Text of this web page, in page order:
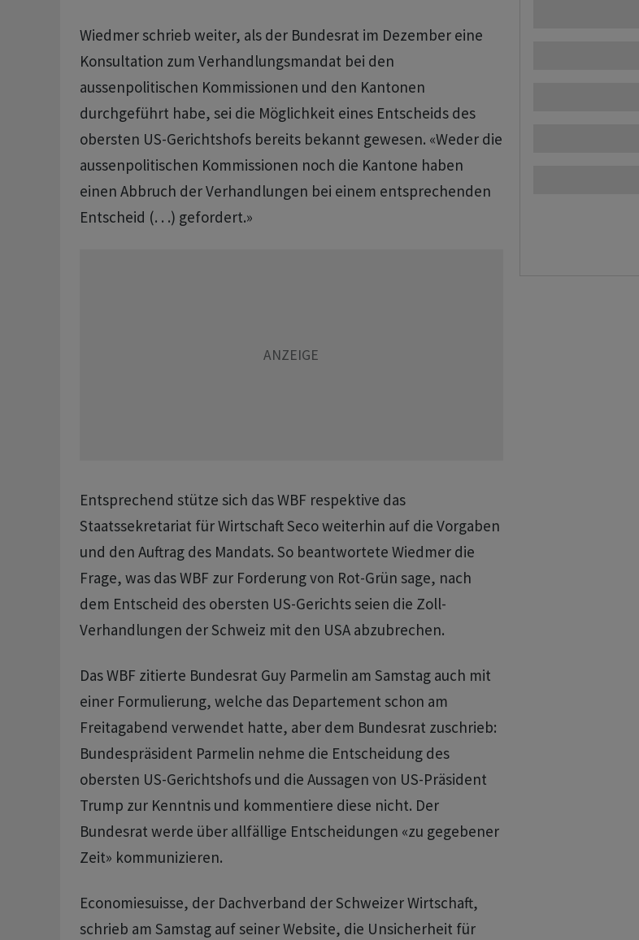
Wiedmer schrieb weiter, als der Bundesrat im Dezember eine
Konsultation zum Verhandlungsmandat bei den
aussenpolitischen Kommissionen und den Kantonen
durchgeführt habe, sei die Möglichkeit eines Entscheids des
obersten US-Gerichtshofs bereits bekannt gewesen. «Weder die
aussenpolitischen Kommissionen noch die Kantone haben
einen Abbruch der Verhandlungen bei einem entsprechenden
Entscheid (. . .) gefordert.»
Entsprechend stütze sich das WBF respektive das
Staatssekretariat für Wirtschaft Seco weiterhin auf die Vorgaben
und den Auftrag des Mandats. So beantwortete Wiedmer die
Frage, was das WBF zur Forderung von Rot-Grün sage, nach
dem Entscheid des obersten US-Gerichts seien die Zoll-
Verhandlungen der Schweiz mit den USA abzubrechen.
Das WBF zitierte Bundesrat Guy Parmelin am Samstag auch mit
einer Formulierung, welche das Departement schon am
Freitagabend verwendet hatte, aber dem Bundesrat zuschrieb:
Bundespräsident Parmelin nehme die Entscheidung des
obersten US-Gerichtshofs und die Aussagen von US-Präsident
Trump zur Kenntnis und kommentiere diese nicht. Der
Bundesrat werde über allfällige Entscheidungen «zu gegebener
Zeit» kommunizieren.
Economiesuisse, der Dachverband der Schweizer Wirtschaft,
schrieb am Samstag auf seiner Website, die Unsicherheit für